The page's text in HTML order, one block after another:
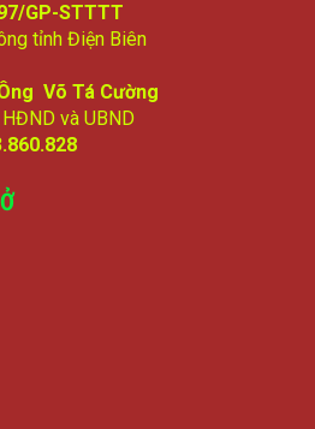
GP-STTTT
tỉnh Điện Biên
Võ Tá Cường
và UBND